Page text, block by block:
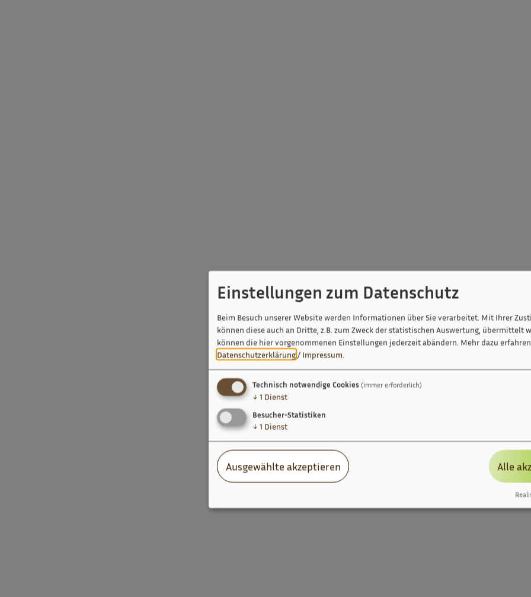
Einstellungen zum Datenschutz
Beim Besuch unserer Website werden Informationen über Sie verarbeitet. Mit Ihrer
können diese auch an Dritte, z.B. zum Zweck der statistischen Auswertung, übermittelt
können die hier vorgenommenen Einstellungen jederzeit abändern. Mehr dazu
Datenschutzerklärung/ Impressum.
Technisch notwendige Cookies (immer erforderlich)
↓ 1 Dienst
Besucher-Statistiken
↓ 1 Dienst
Ausgewählte akzeptieren Alle